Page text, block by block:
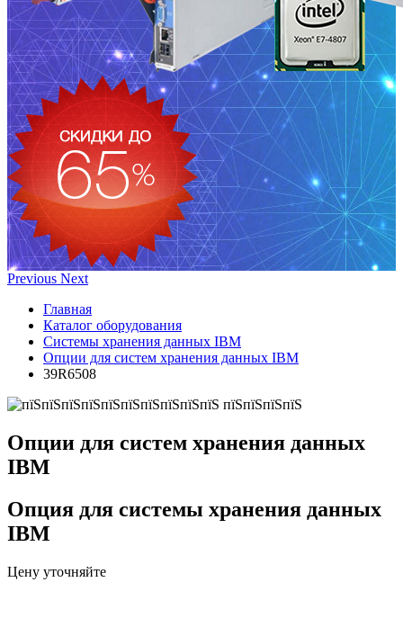
Previous Next
Главная
Каталог оборудования
Системы хранения данных IBM
Опции для систем хранения данных IBM
39R6508
Опции для систем хранения данных
IBM
Опция для системы хранения данных
IBM
Цену уточняйте